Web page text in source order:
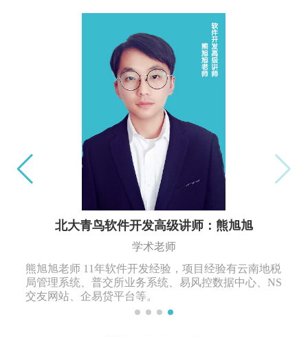
张云蛟-北大青鸟通金牌导师
学术总监
20年以上的软件开发经验，金牌讲师，北大青鸟通州
校区学术总监，长期一线项目经理。主持开发过的项
目涉及呼叫中心等系列项目研发；拉手网支付系统,商
业进销存管理系统等多年项目开发工作经验。